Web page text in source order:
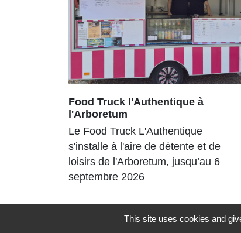
Food Truck l'Authentique à
l'Arboretum
Le Food Truck L'Authentique
s'installe à l'aire de détente et de
loisirs de l'Arboretum, jusqu’au 6
septembre 2026
This site uses cookies and